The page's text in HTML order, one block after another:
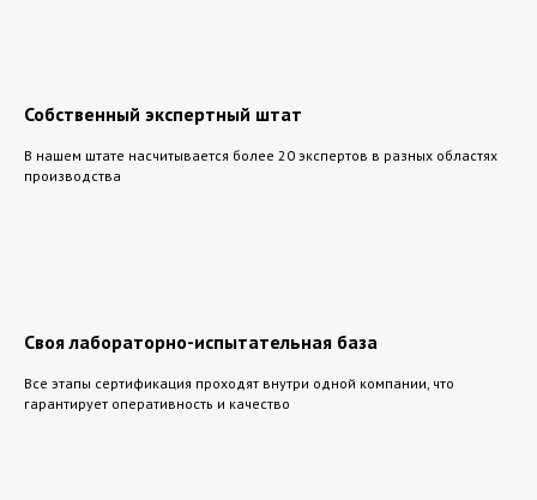
Собственный экспертный штат
В нашем штате насчитывается более 20 экспертов в разных областях
производства
Своя лабораторно-испытательная база
Все этапы сертификация проходят внутри одной компании, что
гарантирует оперативность и качество